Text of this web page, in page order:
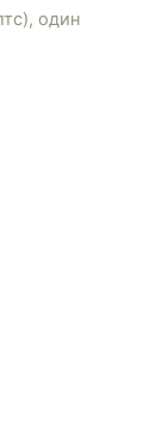
один